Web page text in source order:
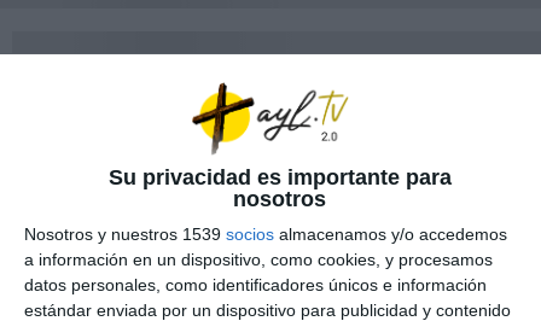
Su privacidad es importante para
nosotros
Nosotros y nuestros 1539 socios almacenamos y/o accedemos
a información en un dispositivo, como cookies, y procesamos
datos personales, como identificadores únicos e información
estándar enviada por un dispositivo para publicidad y contenido